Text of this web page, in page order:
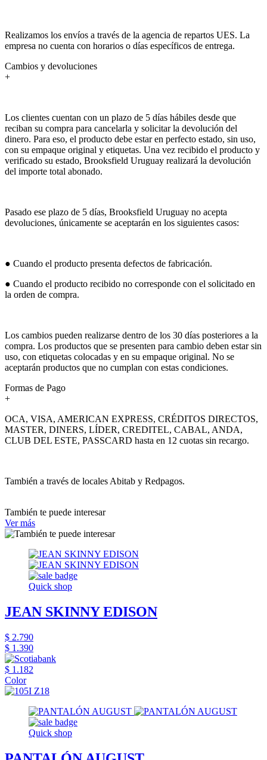
Realizamos los envíos a través de la agencia de repartos UES. La
empresa no cuenta con horarios o días específicos de entrega.
Cambios y devoluciones
+
Los clientes cuentan con un plazo de 5 días hábiles desde que
reciban su compra para cancelarla y solicitar la devolución del
dinero. Para eso, el producto debe estar en perfecto estado, sin uso,
con su empaque original y etiquetas. Una vez recibido el producto y
verificado su estado, Brooksfield Uruguay realizará la devolución
del importe total abonado.
Pasado ese plazo de 5 días, Brooksfield Uruguay no acepta
devoluciones, únicamente se aceptarán en los siguientes casos:
● Cuando el producto presenta defectos de fabricación.
● Cuando el producto recibido no corresponde con el solicitado en
la orden de compra.
Los cambios pueden realizarse dentro de los 30 días posteriores a la
compra. Los productos que se presenten para cambio deben estar sin
uso, con etiquetas colocadas y en su empaque original. No se
aceptarán productos que no cumplan con estas condiciones.
Formas de Pago
+
OCA, VISA, AMERICAN EXPRESS, CRÉDITOS DIRECTOS,
MASTER, DINERS, LÍDER, CREDITEL, CABAL, ANDA,
CLUB DEL ESTE, PASSCARD hasta en 12 cuotas sin recargo.
También a través de locales Abitab y Redpagos.
También te puede interesar
Ver más
Quick shop
JEAN SKINNY EDISON
$ 2.790
$ 1.390
$ 1.182
Color
Quick shop